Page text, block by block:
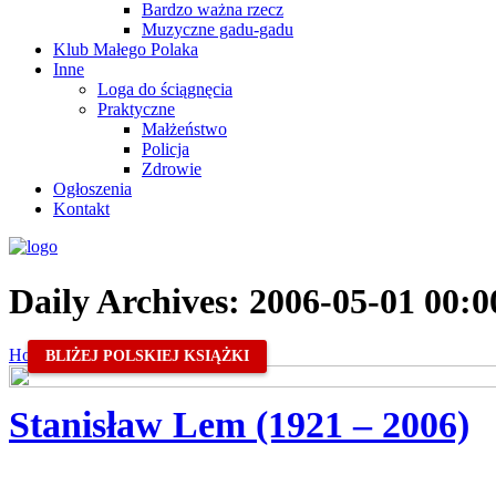
Bardzo ważna rzecz
Muzyczne gadu-gadu
Klub Małego Polaka
Inne
Loga do ściągnęcia
Praktyczne
Małżeństwo
Policja
Zdrowie
Ogłoszenia
Kontakt
Daily Archives: 2006-05-01
Home / 2006 / máj / 01
BLIŻEJ POLSKIEJ KSIĄŻKI
Stanisław Lem (1921 – 2006)